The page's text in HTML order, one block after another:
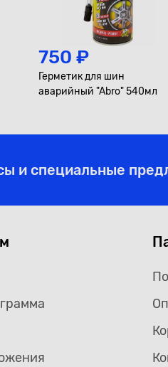
750 ₽
Герметик для шин
аварийный "Abro" 540мл
и специальные